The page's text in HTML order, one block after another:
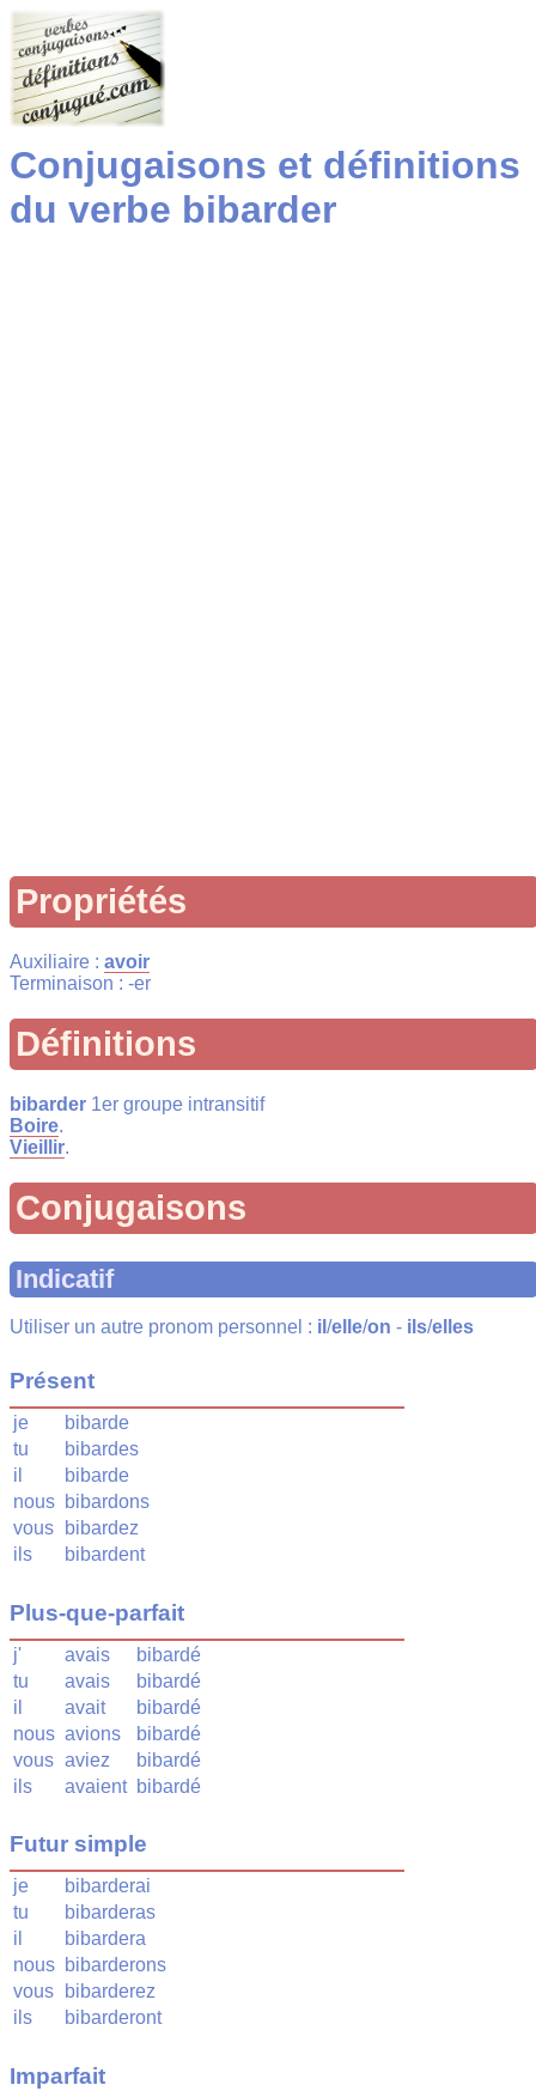
Conjugaisons et définitions
du verbe bibarder
Propriétés
Auxiliaire : avoir
Terminaison : -er
Définitions
bibarder 1er groupe intransitif
Boire.
Vieillir.
Conjugaisons
Indicatif
Utiliser un autre pronom personnel : il /elle/on - ils/elles
Présent
je
bibarde
tu
bibardes
il
bibarde
nous bibardons
vous
bibardez
ils
bibardent
Plus-que-parfait
j' avais
bibardé
tu
avais
bibardé
il
avait
bibardé
nous avions
bibardé
vous aviez
bibardé
ils
avaient bibardé
Futur simple
je
bibarderai
tu
bibarderas
il
bibardera
nous bibarderons
vous
bibarderez
ils
bibarderont
Imparfait